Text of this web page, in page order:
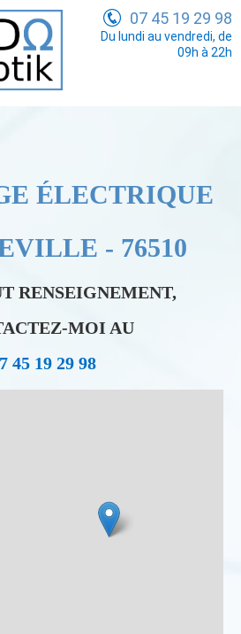
07 45 19 29 98
Du lundi au vendredi, de
09h à 22h
ÉLECTRIQUE
- 76510
RENSEIGNEMENT,
MOI AU
45 19 29 98